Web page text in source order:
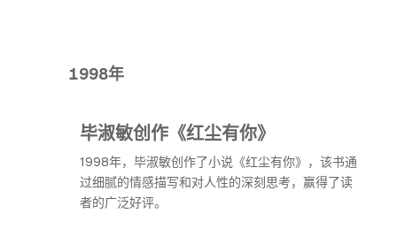
1998年
毕淑敏创作《红尘有你》
1998年，毕淑敏创作了小说《红尘有你》，该书通
过细腻的情感描写和对人性的深刻思考，赢得了读
者的广泛好评。